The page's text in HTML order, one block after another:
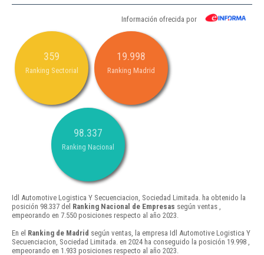
Información ofrecida por
359
Ranking Sectorial
19.998
Ranking Madrid
98.337
Ranking Nacional
Idl Automotive Logistica Y Secuenciacion, Sociedad Limitada. ha obtenido la
posición 98.337 del Ranking Nacional de Empresas según ventas ,
empeorando en 7.550 posiciones respecto al año 2023.
En el Ranking de Madrid según ventas, la empresa Idl Automotive Logistica Y
Secuenciacion, Sociedad Limitada. en 2024 ha conseguido la posición 19.998 ,
empeorando en 1.933 posiciones respecto al año 2023.